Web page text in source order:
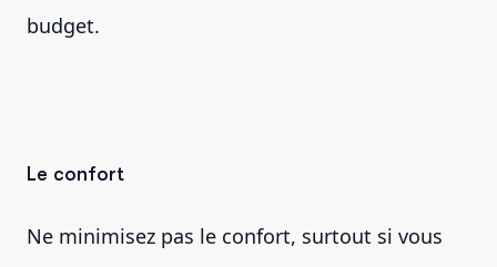
budget.
Le confort
Ne minimisez pas le confort, surtout si vous